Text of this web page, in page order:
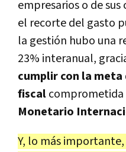
empresarios o de
el recorte del gasto
la gestión hubo una
23% interanual,
cumplir con la
fiscalcomprometida
Monetario
Y, lo más